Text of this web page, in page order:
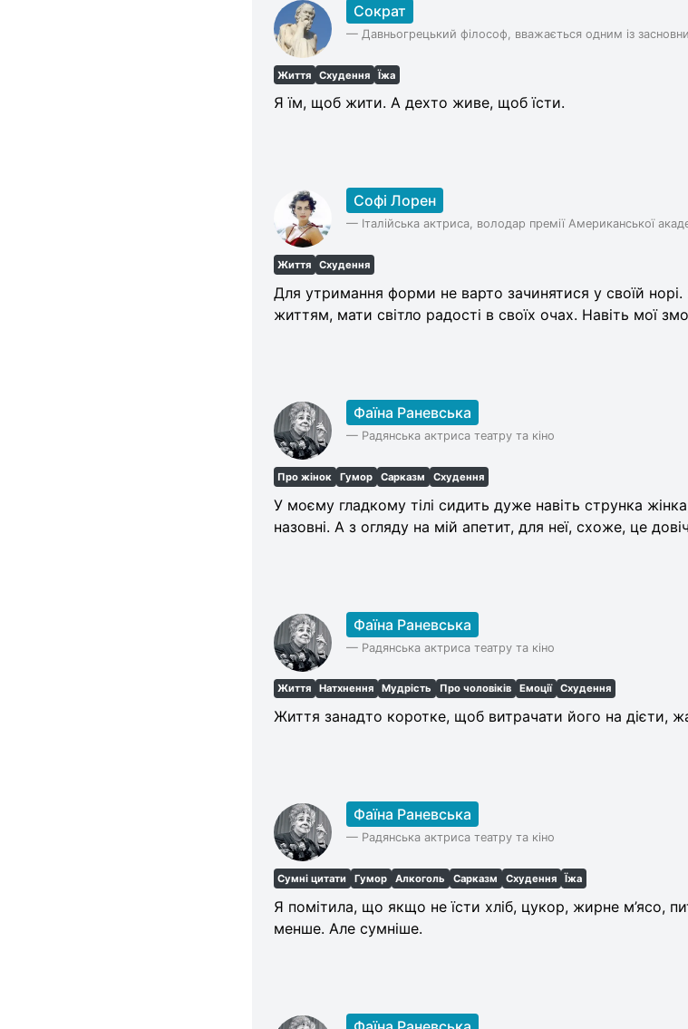
Сократ
— Давньогрецький філософ, вважається одним із
Життя Схудення Їжа
Я їм, щоб жити. А дехто живе, щоб їсти.
Софі Лорен
— Італійська актриса, володар премії Американської
Життя Схудення
Для утримання форми не варто зачинятися у своїй
життям, мати світло радості в своїх очах. Навіть мої
Фаїна Раневська
— Радянська актриса театру та кіно
Про жінок Гумор Сарказм Схудення
У моєму гладкому тілі сидить дуже навіть струнка
назовні. А з огляду на мій апетит, для неї, схоже, це
Фаїна Раневська
— Радянська актриса театру та кіно
Життя Натхнення Мудрість Про чоловіків Емоції Схудення
Життя занадто коротке, щоб витрачати його на дієти,
Фаїна Раневська
— Радянська актриса театру та кіно
Сумні цитати Гумор Алкоголь Сарказм Схудення Їжа
Я помітила, що якщо не їсти хліб, цукор, жирне м’ясо,
менше. Але сумніше.